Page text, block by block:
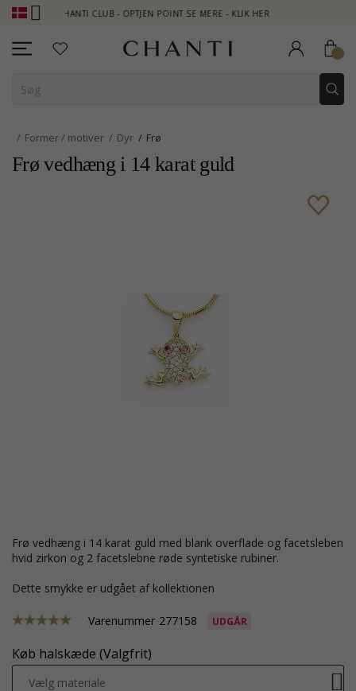
CHANTI CLUB - OPTJEN POINT SE MERE - KLIK HER
Former / motiver Dyr Frø
Frø vedhæng i 14 karat guld
frø vedhæng i 14 karat guld med blank overflade og facetsleben
hvid zirkon og 2 facetslebne røde syntetiske rubiner.
Dette smykke er udgået af kollektionen
Varenummer 277158 UDGÅR
Køb halskæde (Valgfrit)
Vælg materiale